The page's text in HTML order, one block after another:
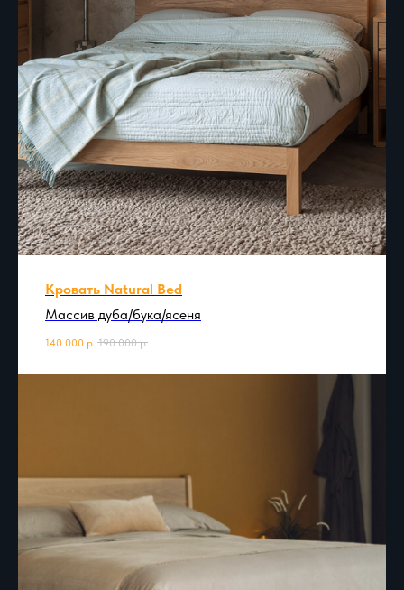
Кровать Natural Bed
Массив дуба/бука/ясеня
140 000 р. 190 000 р.